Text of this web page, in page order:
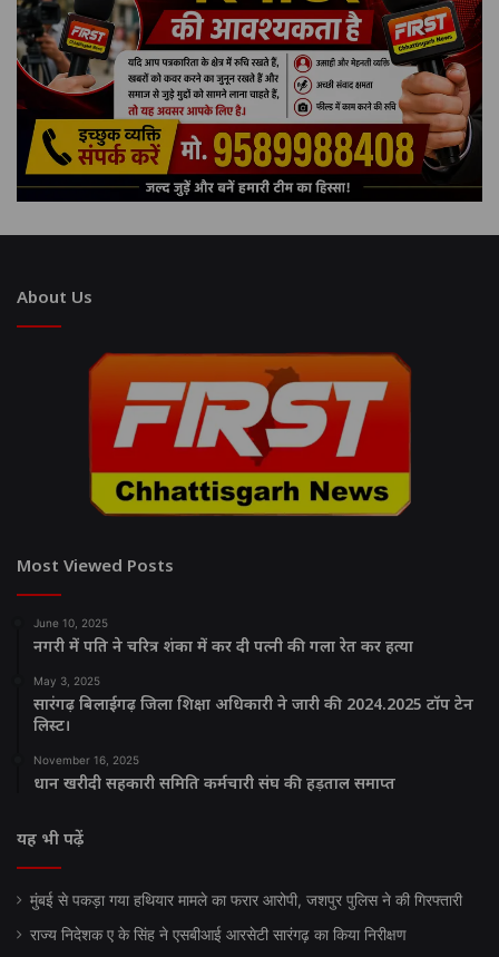
About Us
Most Viewed Posts
June 10, 2025
नगरी में पति ने चरित्र शंका में कर दी पत्नी की गला रेत कर हत्या
May 3, 2025
सारंगढ़ बिलाईगढ़ जिला शिक्षा अधिकारी ने जारी की 2024.2025 टॉप टेन
लिस्ट।
November 16, 2025
धान खरीदी सहकारी समिति कर्मचारी संघ की हड़ताल समाप्त
यह भी पढ़ें
मुंबई से पकड़ा गया हथियार मामले का फरार आरोपी, जशपुर पुलिस ने की गिरफ्तारी
राज्य निदेशक ए के सिंह ने एसबीआई आरसेटी सारंगढ़ का किया निरीक्षण